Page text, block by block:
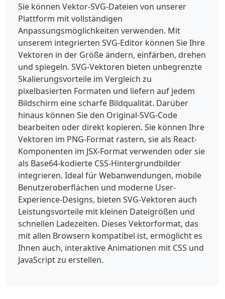
Sie können Vektor-SVG-Dateien von unserer
Plattform mit vollständigen
Anpassungsmöglichkeiten verwenden. Mit
unserem integrierten SVG-Editor können Sie Ihre
Vektoren in der Größe ändern, einfärben, drehen
und spiegeln. SVG-Vektoren bieten unbegrenzte
Skalierungsvorteile im Vergleich zu
pixelbasierten Formaten und liefern auf jedem
Bildschirm eine scharfe Bildqualität. Darüber
hinaus können Sie den Original-SVG-Code
bearbeiten oder direkt kopieren. Sie können Ihre
Vektoren im PNG-Format rastern, sie als React-
Komponenten im JSX-Format verwenden oder sie
als Base64-kodierte CSS-Hintergrundbilder
integrieren. Ideal für Webanwendungen, mobile
Benutzeroberflächen und moderne User-
Experience-Designs, bieten SVG-Vektoren auch
Leistungsvorteile mit kleinen Dateigrößen und
schnellen Ladezeiten. Dieses Vektorformat, das
mit allen Browsern kompatibel ist, ermöglicht es
Ihnen auch, interaktive Animationen mit CSS und
JavaScript zu erstellen.